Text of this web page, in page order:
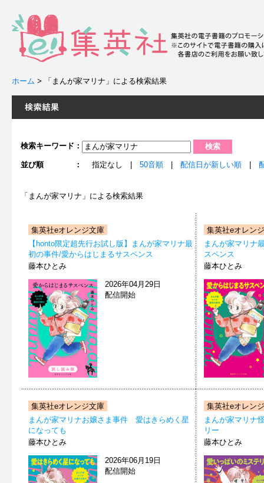
ホーム > 「まんが家マリナ」による検索結果
検索キーワード：
並び順 ： 指定なし | 50音順 配信日が新しい順
「まんが家マリナ」による検索結果
集英社eオレンジ文庫
【honto限定超先行お試し版】まんが家マリナ最
初の事件/愛からはじまるサスペンス
藤本ひとみ
2026年04月29日
配信開始
集英社eオレン
まんが家マリナ
スペンス
藤本ひとみ
集英社eオレンジ文庫
まんが家マリナお嬢さま事件 愛はきらめく星
になっても
藤本ひとみ
2026年06月19日
配信開始
集英社eオレン
まんが家マリナ
リー
藤本ひとみ